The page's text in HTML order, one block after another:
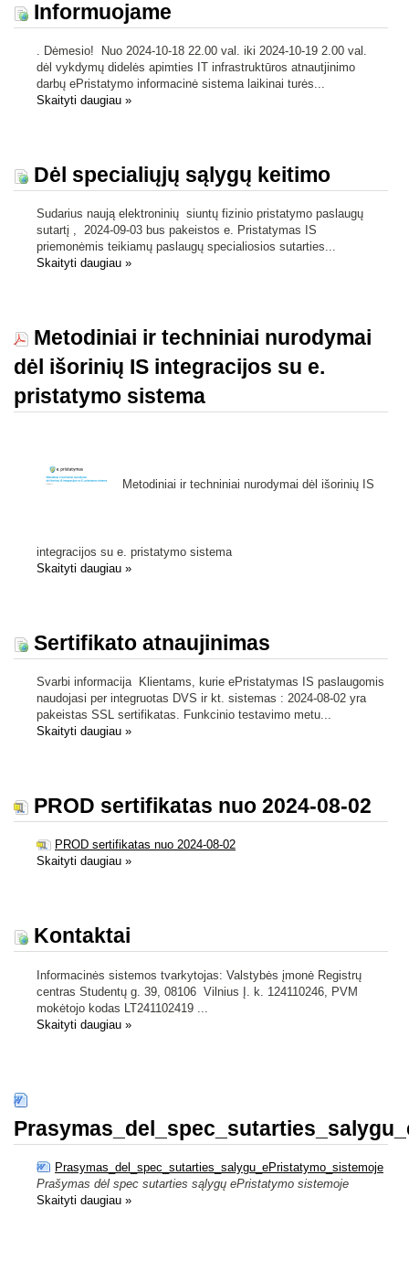
Informuojame
. Dėmesio! Nuo 2024-10-18 22.00 val. iki 2024-10-19 2.00 val.
dėl vykdymų didelės apimties IT infrastruktūros atnautjinimo
darbų ePristatymo informacinė sistema laikinai turės...
Skaityti daugiau »
Dėl specialiųjų sąlygų keitimo
Sudarius naują elektroninių siuntų fizinio pristatymo paslaugų
sutartį , 2024-09-03 bus pakeistos e. Pristatymas IS
priemonėmis teikiamų paslaugų specialiosios sutarties...
Skaityti daugiau »
Metodiniai ir techniniai nurodymai
dėl išorinių IS integracijos su e.
pristatymo sistema
Metodiniai ir techniniai nurodymai dėl išorinių IS
integracijos su e. pristatymo sistema
Skaityti daugiau »
Sertifikato atnaujinimas
Svarbi informacija Klientams, kurie ePristatymas IS paslaugomis
naudojasi per integruotas DVS ir kt. sistemas : 2024-08-02 yra
pakeistas SSL sertifikatas. Funkcinio testavimo metu...
Skaityti daugiau »
PROD sertifikatas nuo 2024-08-02
PROD sertifikatas nuo 2024-08-02
Skaityti daugiau »
Kontaktai
Informacinės sistemos tvarkytojas: Valstybės įmonė Registrų
centras Studentų g. 39, 08106 Vilnius Į. k. 124110246, PVM
mokėtojo kodas LT241102419 ...
Skaityti daugiau »
Prasymas_del_spec_sutarties_salygu_ePristatymo_sistemoje
Prašymas dėl spec sutarties sąlygų ePristatymo sistemoje
Skaityti daugiau »